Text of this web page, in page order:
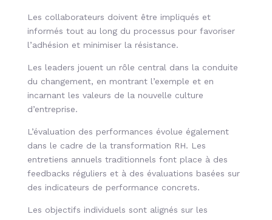
Les collaborateurs doivent être impliqués et
informés tout au long du processus pour favoriser
l’adhésion et minimiser la résistance.
Les leaders jouent un rôle central dans la conduite
du changement, en montrant l’exemple et en
incarnant les valeurs de la nouvelle culture
d’entreprise.
L’évaluation des performances évolue également
dans le cadre de la transformation RH. Les
entretiens annuels traditionnels font place à des
feedbacks réguliers et à des évaluations basées sur
des indicateurs de performance concrets.
Les objectifs individuels sont alignés sur les